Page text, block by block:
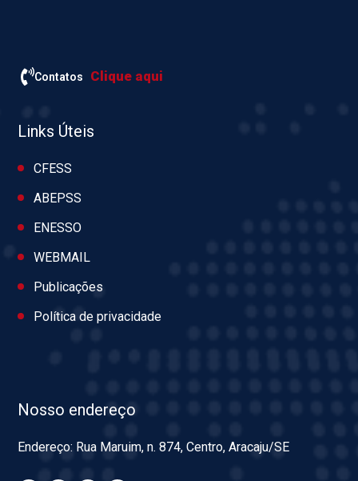
Contatos Clique aqui
Links Úteis
CFESS
ABEPSS
ENESSO
WEBMAIL
Publicações
Política de privacidade
Nosso endereço
Endereço: Rua Maruim, n. 874, Centro, Aracaju/SE